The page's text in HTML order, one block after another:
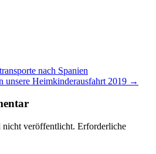
nach Spanien
unsere Heimkinderausfahrt 2019 →
veröffentlicht. Erforderliche